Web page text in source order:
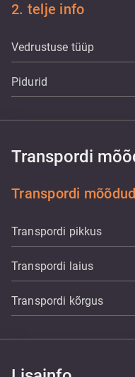
2. telje info
Vedrustuse tüüp
Pidurid
Transpordi
Transpordi mõõdud
Transpordi pikkus
Transpordi laius
Transpordi kõrgus